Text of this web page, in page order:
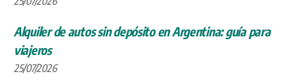
Alquiler de autos sin depósito en Argentina: guía para
viajeros
25/07/2026